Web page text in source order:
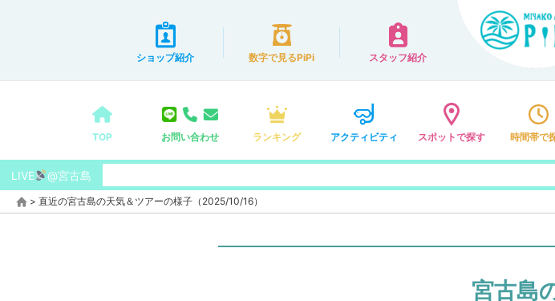
ショップ紹介 数字で見るPiPi スタッフ紹介
TOP お問い合わせ ランキング アクティビティ スポットで探す 時間帯で
LIVE @宮古島
> 直近の宮古島の天気＆ツアーの様子（2025/10/16）
宮古島